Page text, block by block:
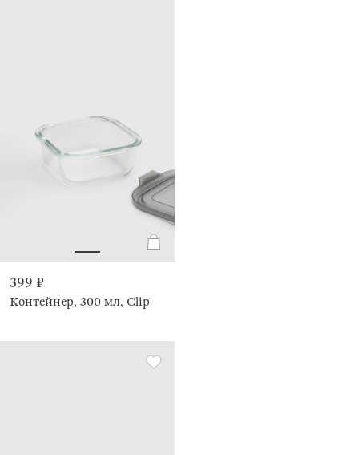
399 ₽
Контейнер, 300 мл, Clip